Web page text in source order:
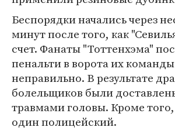
Беспорядки начались через
минут после того, как
счет. Фанаты "Тоттенхэма"
пенальти в ворота их
неправильно. В результате
болельщиков были
травмами головы. Кроме
один полицейский.